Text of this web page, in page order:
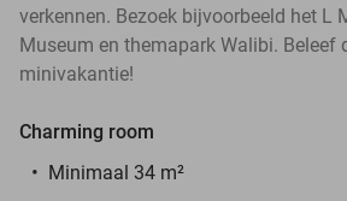
verkennen. Bezoek bijvoorbeeld het L
Museum en themapark Walibi. Beleef
minivakantie!
Charming room
Minimaal 34 m²